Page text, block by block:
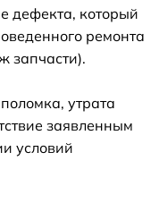
дефекта, который
ремонта
запчасти).
утрата
заявленным
условий